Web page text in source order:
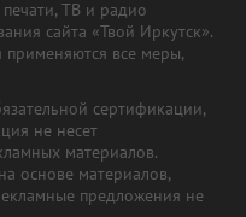
ТВ и радио
сайта «Твой Иркутск».
все меры,
сертификации,
не несет
материалов.
основе материалов,
предложения не